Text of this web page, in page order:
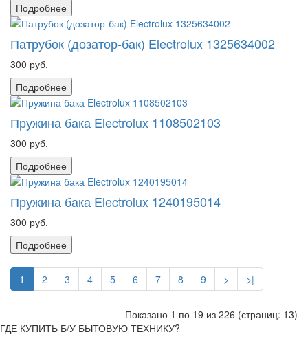
Подробнее
Патрубок (дозатор-бак) Electrolux 1325634002
300 руб.
Подробнее
Пружина бака Electrolux 1108502103
300 руб.
Подробнее
Пружина бака Electrolux 1240195014
300 руб.
Подробнее
1 2 3 4 5 6 7 8 9 > >|
Показано 1 по 19 из 226 (страниц: 13)
ГДЕ КУПИТЬ Б/У БЫТОВУЮ ТЕХНИКУ?